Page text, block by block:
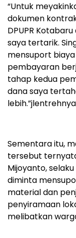
“Untuk
dokumen
DPUPR
saya tertarik.
mensuport
pembayaran
tahap kedua
dana saya
lebih.”jlentrehnya
Sementara itu,
tersebut
Mijoyanto,
diminta
material dan
penyiramaan
melibatkan